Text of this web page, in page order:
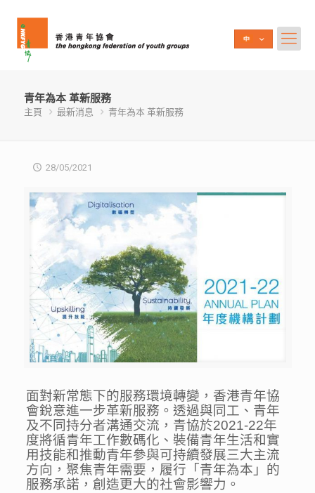
青年為本 革新服務
主頁 最新消息 青年為本 革新服務
28/05/2021
面對新常態下的服務環境轉變，香港青年協
會銳意進一步革新服務。透過與同工、青年
及不同持分者溝通交流，青協於2021-22年
度將循青年工作數碼化、裝備青年生活和實
用技能和推動青年參與可持續發展三大主流
方向，聚焦青年需要，履行「青年為本」的
服務承諾，創造更大的社會影響力。